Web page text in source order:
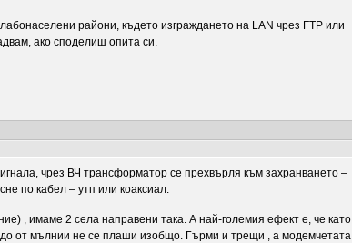
райони, където изграждането на LAN чрез FTP или
ако споделиш опита си.
чрез ВЧ трансформатор се прехвърля към захранването –
по кабел – утп или коаксиал.
, имаме 2 села направени така. А най-големия ефект е, че като
от мълнии не се плаши изобщо. Гърми и трещи , а модемчетата